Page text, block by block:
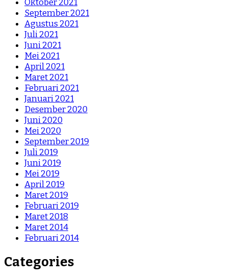
Oktober 2021
September 2021
Agustus 2021
Juli 2021
Juni 2021
Mei 2021
April 2021
Maret 2021
Februari 2021
Januari 2021
Desember 2020
Juni 2020
Mei 2020
September 2019
Juli 2019
Juni 2019
Mei 2019
April 2019
Maret 2019
Februari 2019
Maret 2018
Maret 2014
Februari 2014
Categories